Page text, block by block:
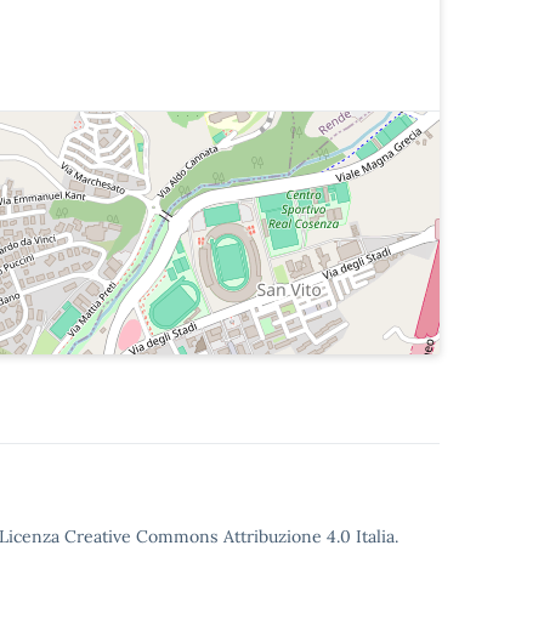
Creative Commons Attribuzione 4.0 Italia.